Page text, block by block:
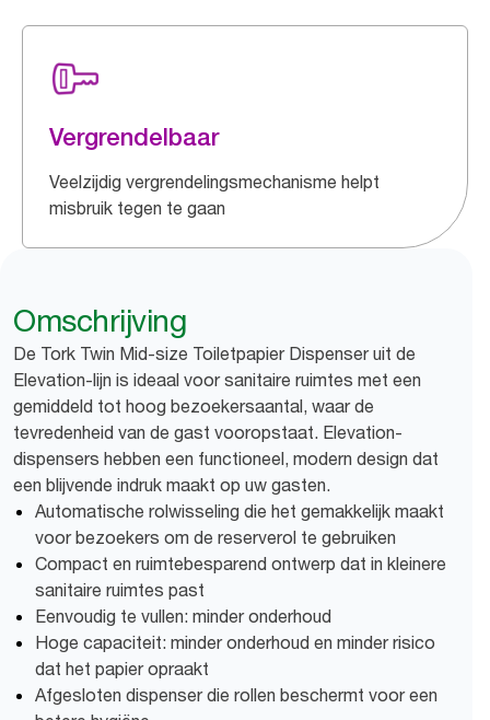
Vergrendelbaar
Veelzijdig vergrendelingsmechanisme helpt
misbruik tegen te gaan
Omschrijving
De Tork Twin Mid-size Toiletpapier Dispenser uit de
Elevation-lijn is ideaal voor sanitaire ruimtes met een
gemiddeld tot hoog bezoekersaantal, waar de
tevredenheid van de gast vooropstaat. Elevation-
dispensers hebben een functioneel, modern design dat
een blijvende indruk maakt op uw gasten.
Automatische rolwisseling die het gemakkelijk maakt
voor bezoekers om de reserverol te gebruiken
Compact en ruimtebesparend ontwerp dat in kleinere
sanitaire ruimtes past
Eenvoudig te vullen: minder onderhoud
Hoge capaciteit: minder onderhoud en minder risico
dat het papier opraakt
Afgesloten dispenser die rollen beschermt voor een